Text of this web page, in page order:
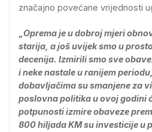
značajno povećane vrijednosti
„Oprema je u dobroj mjeri
starija, a još uvijek smo u
decenija. Izmirili smo sve
i neke nastale u ranijem
dobavljačima su smanjene za
poslovna politika u ovoj godini
potpunosti izmire obaveze
800 hiljada KM su investicije u